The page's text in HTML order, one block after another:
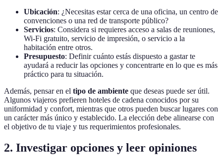
Ubicación: ¿Necesitas estar cerca de una oficina, un centro de
convenciones o una red de transporte público?
Servicios: Considera si requieres acceso a salas de reuniones,
Wi-Fi gratuito, servicio de impresión, o servicio a la
habitación entre otros.
Presupuesto: Definir cuánto estás dispuesto a gastar te
ayudará a reducir las opciones y concentrarte en lo que es más
práctico para tu situación.
Además, pensar en el tipo de ambiente que deseas puede ser útil.
Algunos viajeros prefieren hoteles de cadena conocidos por su
uniformidad y confort, mientras que otros pueden buscar lugares con
un carácter más único y establecido. La elección debe alinearse con
el objetivo de tu viaje y tus requerimientos profesionales.
2. Investigar opciones y leer opiniones